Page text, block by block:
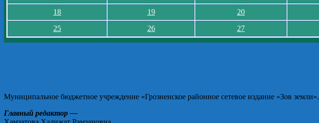
18
19 20
25
26 27
Муниципальное бюджетное учреждение «Грозненское районное сетевое издание «Зов земли».
Главный редактор —